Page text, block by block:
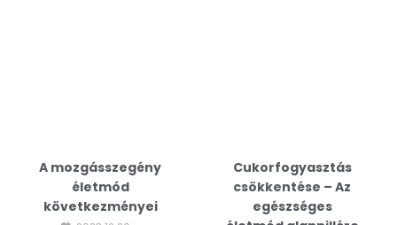
A mozgásszegény
életmód
következményei
Cukorfogyasztás
csökkentése – Az
egészséges